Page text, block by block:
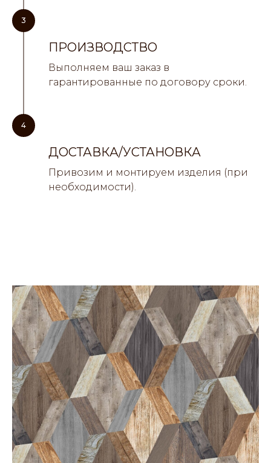
3
ПРОИЗВОДСТВО
Выполняем ваш заказ в
гарантированные по договору сроки.
4
ДОСТАВКА/УСТАНОВКА
Привозим и монтируем изделия (при
необходимости).